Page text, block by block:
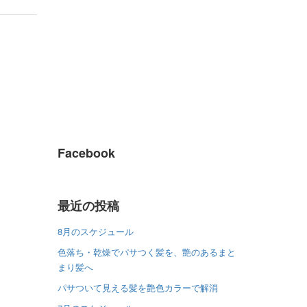
Facebook
最近の投稿
8月のスケジュール
色落ち・乾燥でパサつく髪を、艶のあるまと
まり髪へ
パサついて見える髪を艶色カラーで解消